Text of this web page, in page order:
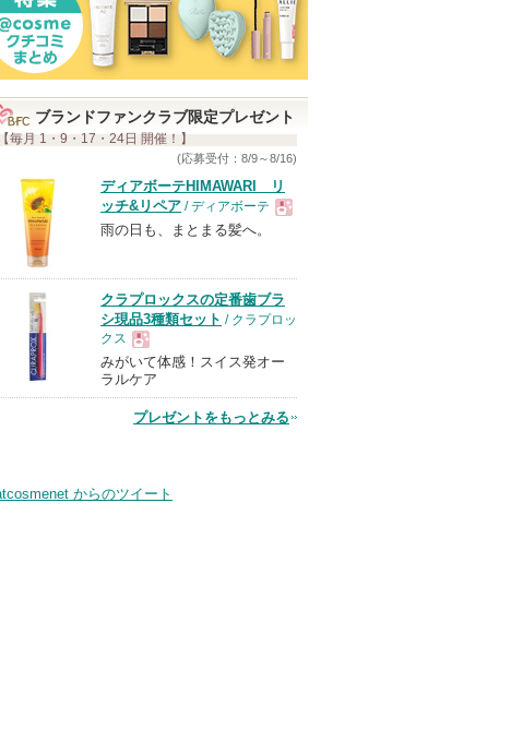
ブランドファンクラブ限定プレゼント
【毎月 1・9・17・24日 開催！】
(応募受付：8/9～8/16)
ディアボーテHIMAWARI リ
ッチ&リペア / ディアボーテ
品
雨の日も、まとまる髪へ。
クラプロックスの定番歯ブラ
シ現品3種類セット / クラプロッ
クス
現
品
みがいて体感！スイス発オー
ラルケア
プレゼントをもっとみる
からのツイート